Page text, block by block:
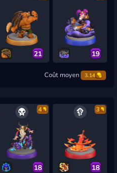
21 19
Coût moyen 3.14
4
18
3
18